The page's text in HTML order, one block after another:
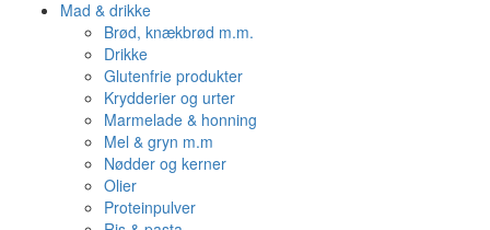
Mad & drikke
Brød, knækbrød m.m.
Drikke
Glutenfrie produkter
Krydderier og urter
Marmelade & honning
Mel & gryn m.m
Nødder og kerner
Olier
Proteinpulver